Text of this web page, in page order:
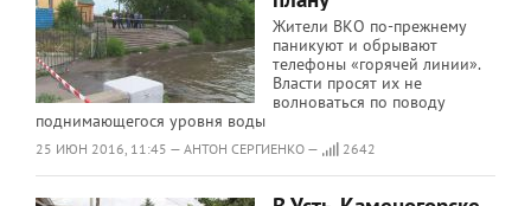
Жители ВКО по-прежнему
паникуют и обрывают
телефоны «горячей линии».
Власти просят их не
волноваться по поводу
поднимающегося уровня воды
25 ИЮН 2016, 11:45 — АНТОН СЕРГИЕНКО — 2642